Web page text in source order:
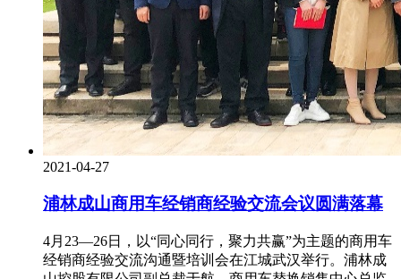
2021-04-27
浦林成山商用车经销商经验交流会议圆满落幕
4月23—26日，以“同心同行，聚力共赢”为主题的商用车
经销商经验交流沟通暨培训会在江城武汉举行。浦林成